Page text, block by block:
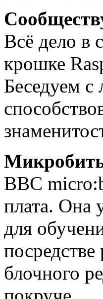
Всё дело в
крошке
Беседуем
BBC
плата. Она
для
блочного